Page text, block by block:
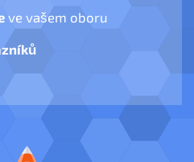
ve vašem oboru